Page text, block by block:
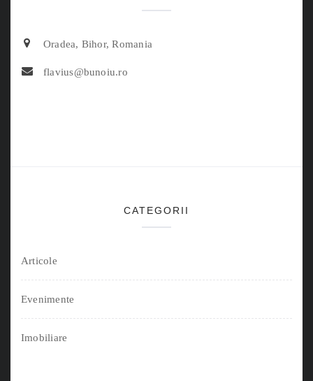
Oradea, Bihor, Romania
flavius@bunoiu.ro
CATEGORII
Articole
Evenimente
Imobiliare